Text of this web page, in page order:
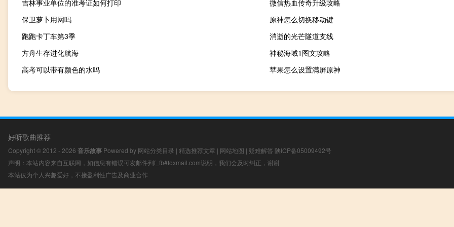
吉林事业单位的准考证如何打印
微信热血传奇升级攻略
保卫萝卜用网吗
原神怎么切换移动键
跑跑卡丁车第3季
消逝的光芒隧道支线
方舟生存进化航海
神秘海域1图文攻略
高考可以带有颜色的水吗
苹果怎么设置满屏原神
好听歌曲推荐
Copyright © 2012 - 2026 音乐故事 Powered by 网站分类目录 | 精选推荐文章 | 网站地图 | 疑难解答 陕ICP备05009492号
声明：本站内容来自互联网，如信息有错误可发邮件到f_fb#foxmail.com说明，我们会及时纠正，谢谢
本站仅为个人兴趣爱好，不接盈利性广告及商业合作